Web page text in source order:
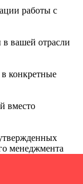
работы с
вашей отрасли
конкретные
вместо
менеджмента